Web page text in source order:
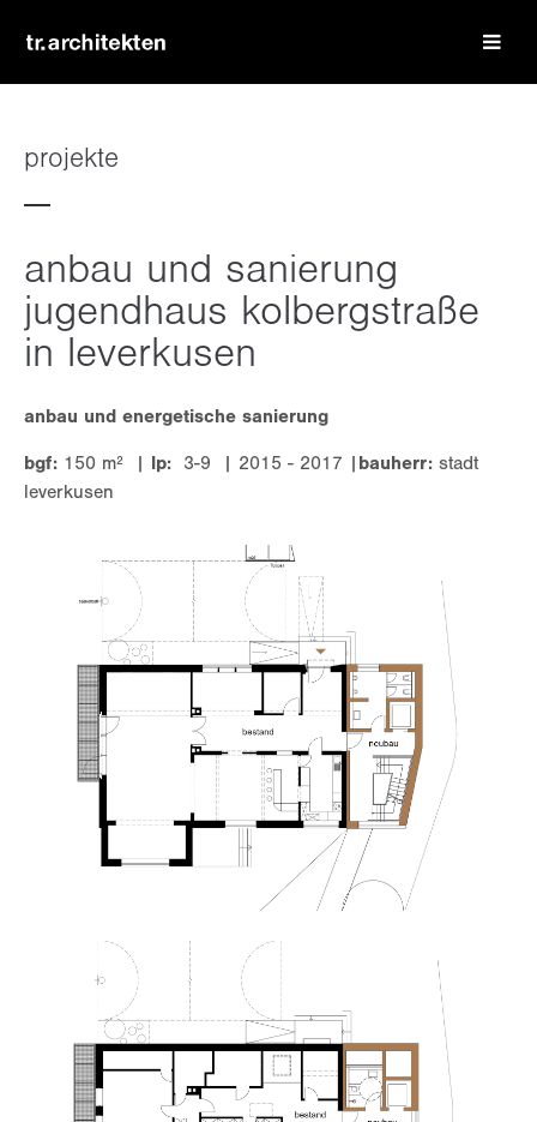
passwort
support
lorem ipsum dolor sit amet:
24h/ 365days
we offer support for our customers
mon - fri 8:00am - 5:00pm
(gmt +1)
get in touch
376-293 city road, suite 600
have any questions?
+44 1234 567 890
drop us a line
info@yourdomain.com
projekte
anbau und sanierung
jugendhaus kolbergstraße
in leverkusen
anbau und energetische sanierung
bgf: 150 m² | lp: 3-9 | 2015 - 2017 | bauherr: stadt
leverkusen